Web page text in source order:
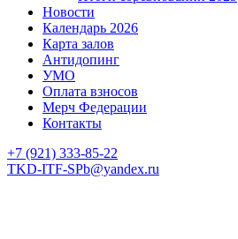
Новости
Календарь 2026
Карта залов
Антидопинг
УМО
Оплата взносов
Мерч Федерации
Контакты
+7 (921) 333-85-22
TKD-ITF-SPb@yandex.ru